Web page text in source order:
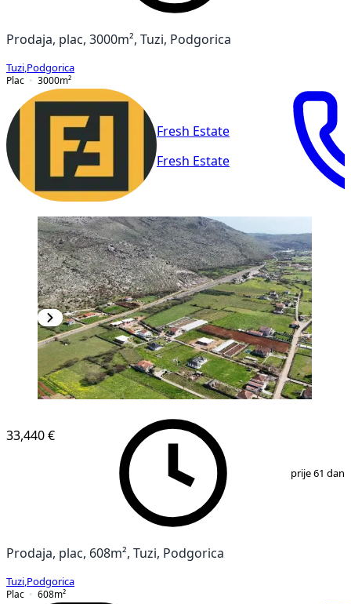
Prodaja, plac, 3000m², Tuzi, Podgorica
Tuzi Podgorica
Plac
3000m²
Fresh Estate
Fresh Estate
33,440 €
prije 61 dan
Prodaja, plac, 608m², Tuzi, Podgorica
Tuzi Podgorica
Plac
608m²